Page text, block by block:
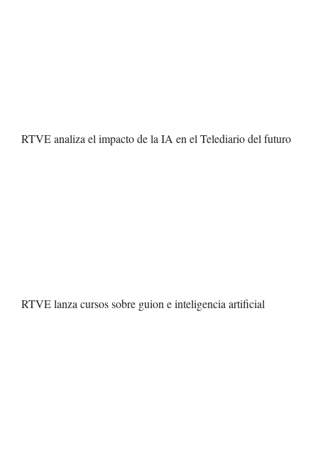
RTVE analiza el impacto de la IA en el Telediario del futuro
RTVE lanza cursos sobre guion e inteligencia artificial